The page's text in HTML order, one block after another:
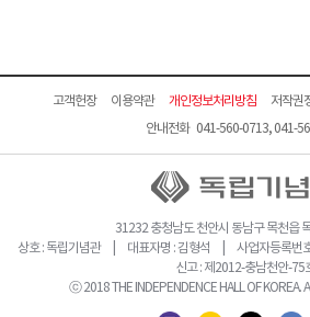
고객헌장 이용약관 개인정보처리방침 저작권
안내전화 041-560-0713, 041-
31232 충청남도 천안시 동남구 목천읍
상호 : 독립기념관 | 대표자명 : 김형석 | 사업자등록번
신고 : 제2012-충남천안-75
ⓒ 2018 THE INDEPENDENCE HALL OF KOREA.